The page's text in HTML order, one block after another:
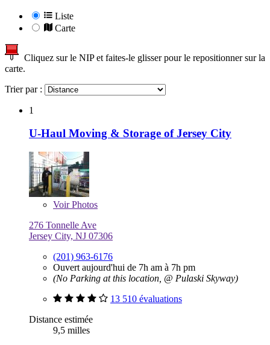
Liste
Carte
Cliquez sur le NIP et faites-le glisser pour le repositionner sur la
carte.
Trier par :
1
U-Haul Moving & Storage of Jersey City
VoirPhotos
276 Tonnelle Ave
Jersey City, NJ 07306
(201) 963-6176
Ouvert aujourd'hui de 7h am à 7h pm
(No Parking at this location, @ Pulaski Skyway)
13 510 évaluations
Distance estimée
9,5 milles